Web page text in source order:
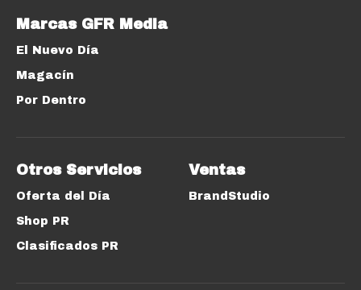
Marcas GFR Media
El Nuevo Día
Magacín
Por Dentro
Otros Servicios
Oferta del Día
Shop PR
Clasificados PR
Ventas
BrandStudio